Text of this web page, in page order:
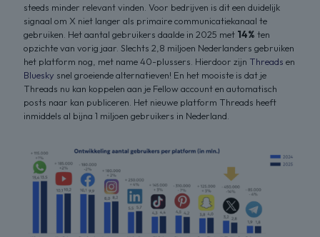
steeds minder relevant vinden. Voor bedrijven is dit een duidelijk
signaal om X niet langer als primaire communicatiekanaal te
gebruiken. Het aantal gebruikers daalde in 2025 met 14% ten
opzichte van vorig jaar. Slechts 2,8 miljoen Nederlanders gebruiken
het platform nog, met name 40-plussers. Hierdoor zijn Threads en
Bluesky snel groeiende alternatieven! En het mooiste is dat je
Threads nu kan koppelen aan je Fellow account en automatisch
posts naar kan publiceren. Het nieuwe platform Threads heeft
inmiddels al bijna 1 miljoen gebruikers in Nederland.